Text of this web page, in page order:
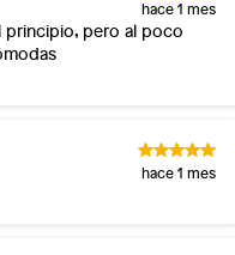
hace 1 mes
principio, pero al poco
hace 1 mes